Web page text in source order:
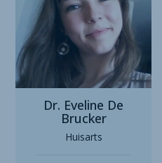
Dr. Eveline De
Brucker
Huisarts